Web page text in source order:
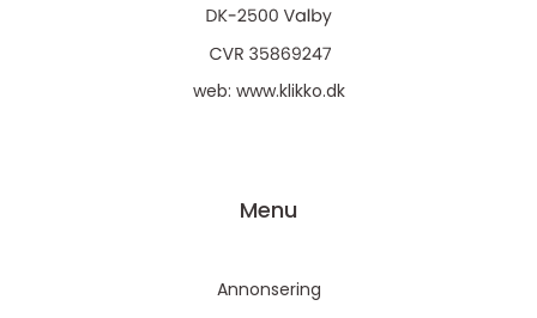
web: www.klikko.dk
Menu
Annonsering